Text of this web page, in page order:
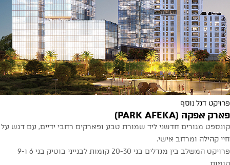
פרויקט דגל נוסף
פארק אפקה (PARK AFEKA)
קונספט מגורים חדשני ליד שמורת טבע ופארקים רחבי ידיים, עם דגש על
חיי קהילה ומרחב אישי.
פרויקט המשלב בין מגדלים בני 20-30 קומות לבנייני בוטיק בני 6 ו-9